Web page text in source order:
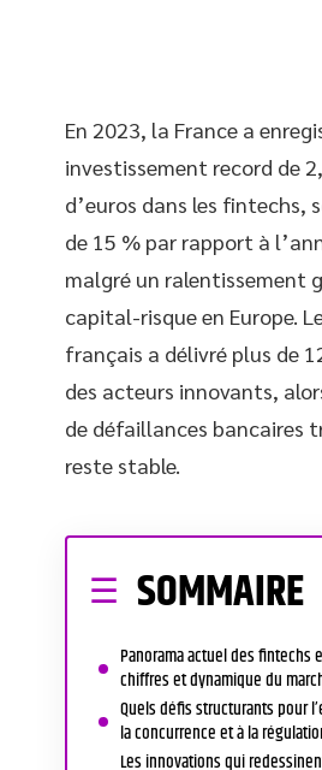
En 2023, la France a
investissement record de
d’euros dans les fintechs,
de 15 % par rapport à
malgré un ralentissement
capital-risque en Europe.
français a délivré plus de
des acteurs innovants,
de défaillances bancaires
reste stable.
SOMMAIRE
Panorama actuel des fintechs
chiffres et dynamique du
Quels défis structurants pour
la concurrence et à la
Les innovations qui